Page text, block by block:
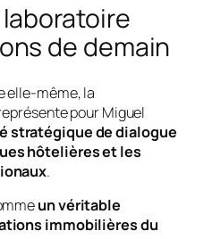
laboratoire
de demain
elle-même, la
pour Miguel
stratégique de dialogue
hôtelières et les
.
un véritable
immobilières du